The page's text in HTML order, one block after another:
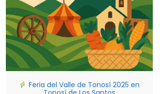
Feria del Valle de Tonosí 2025 en